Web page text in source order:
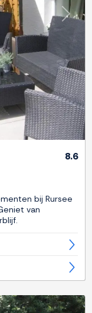
Next
8.6
bij Rursee
van